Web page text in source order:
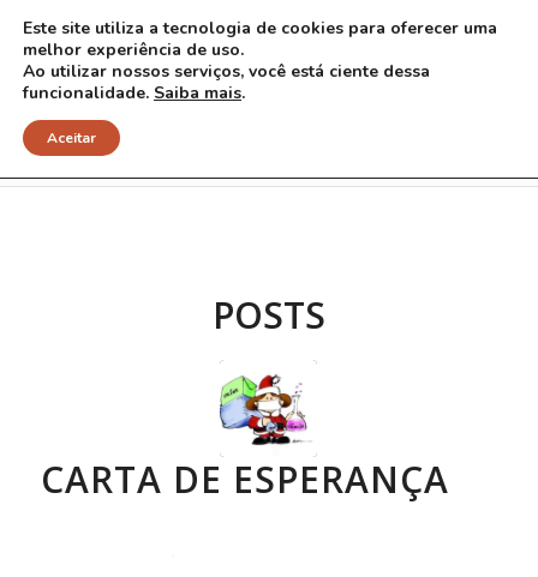
Arquivo para Tag: mortes
POSTS
CARTA DE ESPERANÇA
Este site utiliza a tecnologia de cookies para oferecer uma
melhor experiência de uso.
Ao utilizar nossos serviços, você está ciente dessa
funcionalidade. Saiba mais.
Aceitar